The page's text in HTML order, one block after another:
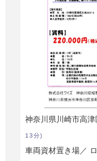
神奈川県川崎市高
13分)
車両資材置き場／